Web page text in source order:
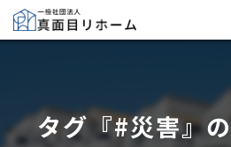
タグ『#災害』